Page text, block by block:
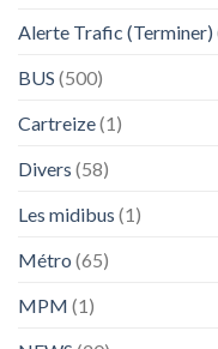
Alerte Trafic (Terminer)
BUS (500)
Cartreize(1)
Divers (58)
Les midibus (1)
Métro (65)
MPM (1)